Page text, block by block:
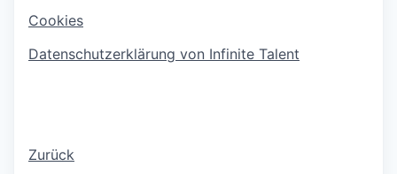
Cookies
Datenschutzerklärung von Infinite Talent
Zurück